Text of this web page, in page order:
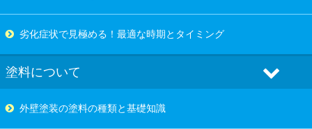
劣化症状で見極める！最適な時期とタイミング
塗料について
外壁塗装の塗料の種類と基礎知識